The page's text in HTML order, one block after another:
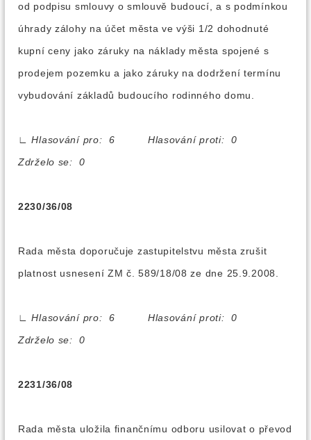
od podpisu smlouvy o smlouvě budoucí, a s podmínkou
úhrady zálohy na účet města ve výši 1/2 dohodnuté
kupní ceny jako záruky na náklady města spojené s
prodejem pozemku a jako záruky na dodržení termínu
vybudování základů budoucího rodinného domu.
∟
Hlasování pro: 6 Hlasování proti: 0
Zdrželo se: 0
2230/36/08
Rada města doporučuje zastupitelstvu města zrušit
platnost usnesení ZM č. 589/18/08 ze dne 25.9.2008.
∟
Hlasování pro: 6 Hlasování proti: 0
Zdrželo se: 0
2231/36/08
Rada města uložila finančnímu odboru usilovat o převod